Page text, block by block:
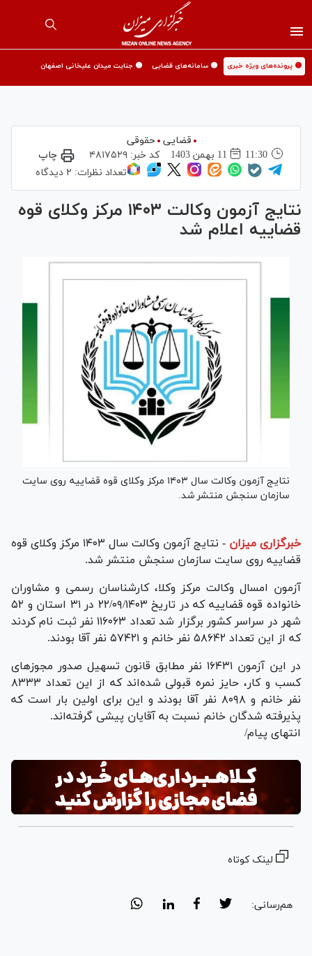
🟡 پرونده‌های ویژه خبری 🟡 سامانه‌های قضایی 🟡 جنایت میدان علیخانی اصفهان
قضایی حقوقی
11:30
11 بهمن 1403 کد خبر:۴۸۱۷۵۲۹
چاپ
تعداد نظرات: ۲ دیدگاه
نتایج آزمون وکالت ۱۴۰۳ مرکز وکلای قوه
قضاییه اعلام شد
نتایج آزمون وکالت سال ۱۴۰۳ مرکز وکلای قوه قضاییه روی سایت
سازمان سنجش منتشر شد.
خبرگزاری میزان -
نتایج آزمون وکالت سال ۱۴۰۳ مرکز وکلای قوه
قضاییه روی سایت سازمان سنجش منتشر شد.
آزمون امسال وکالت مرکز وکلا، کارشناسان رسمی و مشاوران
خانواده قوه قضاییه که در تاریخ ۲۲/۰۹/۱۴۰۳ در ۳۱ استان و ۵۲
شهر در سراسر کشور برگزار شد تعداد ۱۱۶۰۶۳ نفر ثبت نام کردند
که از این تعداد ۵۸۶۴۲ نفر خانم و ۵۷۴۲۱ نفر آقا بودند.
در این آزمون ۱۶۴۳۱ نفر مطابق قانون تسهیل صدور مجوز‌های
کسب و کار، حایز نمره قبولی شده‌اند که از این تعداد ۸۳۳۳
نفر خانم و ۸۰۹۸ نفر آقا بودند و این برای اولین بار است که
پذیرفته شدگان خانم نسبت به آقایان پیشی گرفته‌اند.
انتهای پیام/
لینک کوتاه
هم‌رسانی: